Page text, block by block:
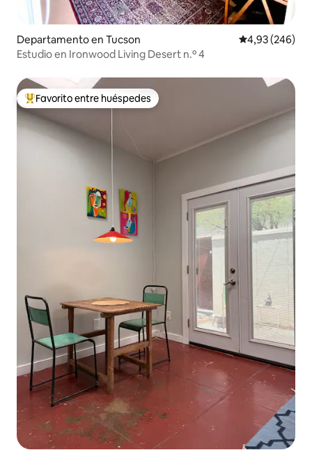
Departamento en Tucson Calificación
4,93 (246)
Estudio en Ironwood Living Desert n.º 4
Favorito entre los huéspedes más destacados
Favorito entre huéspedes